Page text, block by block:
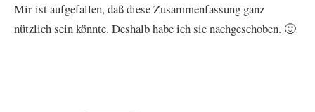
Mir ist aufgefallen, daß diese Zusammenfassung ganz
nützlich sein könnte. Deshalb habe ich sie nachgeschoben. 🙂